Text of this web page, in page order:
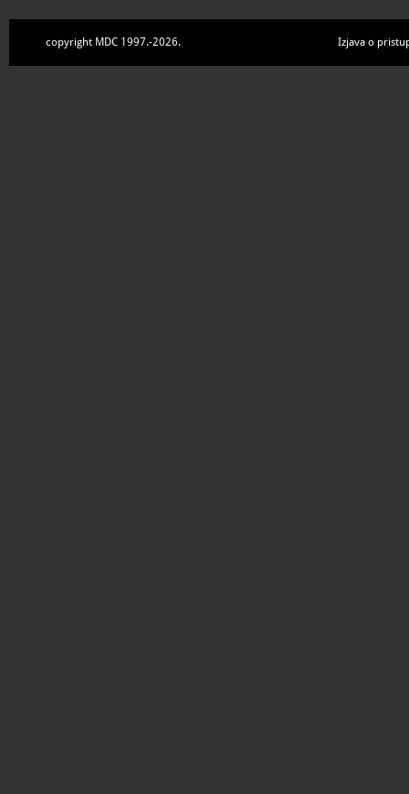
copyright MDC 1997.-2026. Izjava o